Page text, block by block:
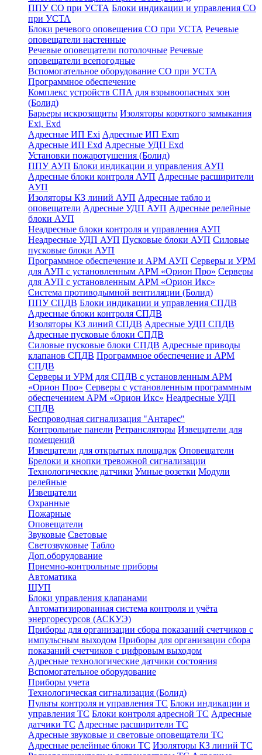
ППУ СО при УСТА Блоки индикации и управления СО
при УСТА
Блоки речевого оповещения СО при УСТА Речевые
оповещатели настенные
Речевые оповещатели потолочные Речевые
оповещатели всепогодные
Вспомогательное оборудование СО при УСТА
Программное обеспечение
Комплекс устройств СПА для взрывоопасных зон
(Болид)
Барьеры искрозащиты Изоляторы короткого замыкания
Exi, Exd
Адресные ИП Exi Адресные ИП Exm
Адресные ИП Exd Адресные УДП Exd
Установки пожаротушения (Болид)
ППУ АУП Блоки индикации и управления АУП
Адресные блоки контроля АУП Адресные расширители
АУП
Изоляторы КЗ линий АУП Адресные табло и
оповещатели Адресные УДП АУП Адресные релейные
блоки АУП
Неадресные блоки контроля и управления АУП
Неадресные УДП АУП Пусковые блоки АУП Силовые
пусковые блоки АУП
Программное обеспечение и АРМ АУП Серверы и УРМ
для АУП с установленным АРМ «Орион Про» Серверы
для АУП с установленным АРМ «Орион Икс»
Система противодымной вентиляции (Болид)
ППУ СПДВ Блоки индикации и управления СПДВ
Адресные блоки контроля СПДВ
Изоляторы КЗ линий СПДВ Адресные УДП СПДВ
Адресные пусковые блоки СПДВ
Силовые пусковые блоки СПДВ Адресные приводы
клапанов СПДВ Программное обеспечение и АРМ
СПДВ
Серверы и УРМ для СПДВ с установленным АРМ
«Орион Про» Серверы с установленным программным
обеспечением АРМ «Орион Икс» Неадресные УДП
СПДВ
Беспроводная сигнализация "Антарес"
Контрольные панели Ретрансляторы Извещатели для
помещений
Извещатели для открытых площадок Оповещатели
Брелоки и кнопки тревожной сигнализации
Технологические датчики Умные розетки Модули
релейные
Извещатели
Охранные
Пожарные
Оповещатели
Звуковые Световые
Светозвуковые Табло
Доп.оборудование
Приемно-контрольные приборы
Автоматика
ЩУП
Блоки управления клапанами
Автоматизированная система контроля и учёта
энергоресурсов (АСКУЭ)
Приборы для организации сбора показаний счетчиков с
импульсным выходом Приборы для организации сбора
показаний счетчиков с цифровым выходом
Адресные технологические датчики состояния
Вспомогательное оборудование
Приборы учета
Технологическая сигнализация (Болид)
Пульты контроля и управления ТС Блоки индикации и
управления ТС Блоки контроля адресной ТС Адресные
датчики ТС Адресные расширители ТС
Адресные звуковые и световые оповещатели ТС
Адресные релейные блоки ТС Изоляторы КЗ линий ТС